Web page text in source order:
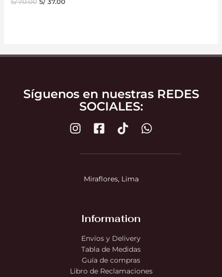
S/70.00 S/37.00
Síguenos en nuestras REDES
SOCIALES:
Miraflores, Lima
Information
Envíos y Delivery
Tabla de Medidas
Guía de compras
Libro de Reclamaciones